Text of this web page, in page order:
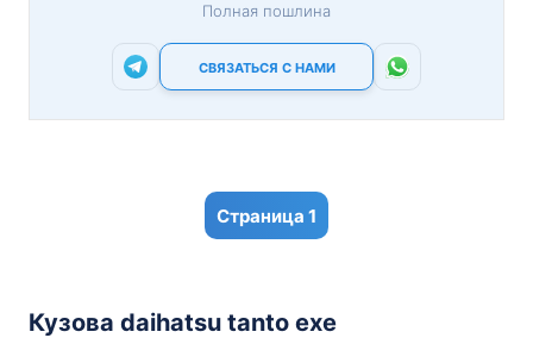
Полная пошлина
СВЯЗАТЬСЯ С НАМИ
1
Кузова daihatsu tanto exe